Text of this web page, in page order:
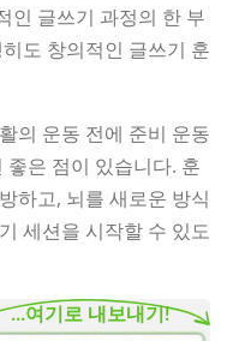
인 글쓰기 과정의 한 부
도 창의적인 글쓰기 훈
의 운동 전에 준비 운동
은 점이 있습니다. 훈
하고, 뇌를 새로운 방식
세션을 시작할 수 있도
...여기로 내보내기!